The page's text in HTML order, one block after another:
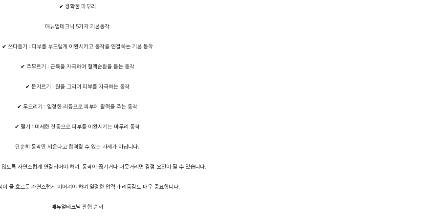
✔ 정확한 마무리
매뉴얼테크닉 5가지 기본동작
✔ 쓰다듬기 : 피부를 부드럽게 이완시키고 동작을 연결하는 기본 동작
✔ 주무르기 : 근육을 자극하여 혈액순환을 돕는 동작
✔ 문지르기 : 원을 그리며 피부를 자극하는 동작
✔ 두드리기 : 일정한 리듬으로 피부에 활력을 주는 동작
✔ 떨기 : 미세한 진동으로 피부를 이완시키는 마무리 동작
단순히 동작만 외운다고 합격할 수 있는 과제가 아닙니다.
도록 자연스럽게 연결되어야 하며, 동작이 끊기거나 머뭇거리면 감점 요인이 될 수 있습니다.
이 물 흐르듯 자연스럽게 이어져야 하며 일정한 압력과 리듬감도 매우 중요합니다.
매뉴얼테크닉 진행 순서